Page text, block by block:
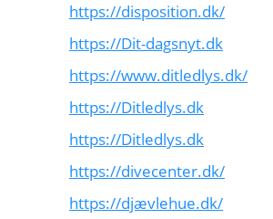
https://disposition.dk/
https://Dit-dagsnyt.dk
https://www.ditledlys.dk/
https://Ditledlys.dk
https://Ditledlys.dk
https://divecenter.dk/
https://djævlehue.dk/